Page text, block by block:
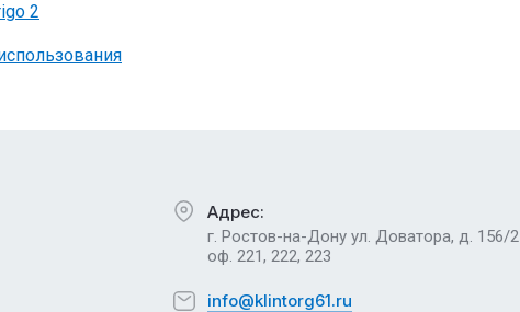
2
Адрес:
г. Ростов-на-Дону ул. Доватора, д. 156/2
оф. 221, 222, 223
info@klintorg61.ru